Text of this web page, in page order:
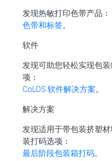
发现热敏打印色带产品：
色带和标签。
软件
发现可助您轻松实现包
项：
CoLOS 软件解决方案。
解决方案
发现适用于带包装挤塑
装打码选项：
最后阶段包装箱打码。